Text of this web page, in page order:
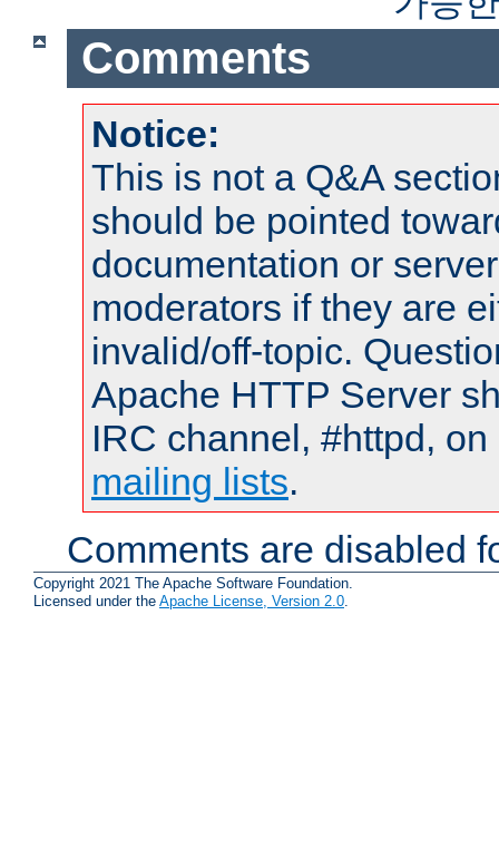
Comments
Notice:
This is not a Q&A
should be pointed
documentation or
moderators if they are
invalid/off-topic.
Apache HTTP Server
IRC channel, #httpd,
mailing lists.
Comments are disabled
Copyright 2021 The Apache Software Foundation.
Licensed under the Apache License, Version 2.0.